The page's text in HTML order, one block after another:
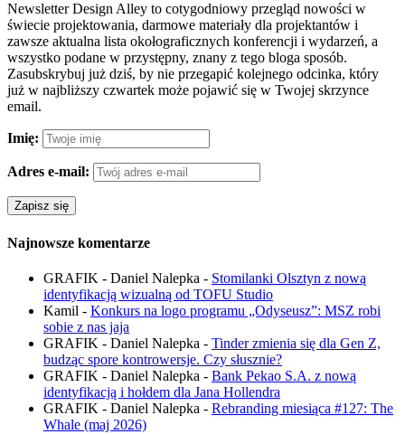
Newsletter Design Alley to cotygodniowy przegląd nowości w
świecie projektowania, darmowe materiały dla projektantów i
zawsze aktualna lista okołograficznych konferencji i wydarzeń, a
wszystko podane w przystępny, znany z tego bloga sposób.
Zasubskrybuj już dziś, by nie przegapić kolejnego odcinka, który
już w najbliższy czwartek może pojawić się w Twojej skrzynce
email.
Imię:
Adres e-mail:
Najnowsze komentarze
GRAFIK - Daniel Nalepka - Stomilanki Olsztyn z nową
identyfikacją wizualną od TOFU Studio
Kamil - Konkurs na logo programu „Odyseusz”: MSZ robi
sobie z nas jaja
GRAFIK - Daniel Nalepka - Tinder zmienia się dla Gen Z,
budząc spore kontrowersje. Czy słusznie?
GRAFIK - Daniel Nalepka - Bank Pekao S.A. z nową
identyfikacją i hołdem dla Jana Hollendra
GRAFIK - Daniel Nalepka - Rebranding miesiąca #127: The
Whale (maj 2026)